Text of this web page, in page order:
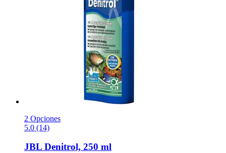
2 Opciones
5.0 (14)
JBL Denitrol, 250 ml